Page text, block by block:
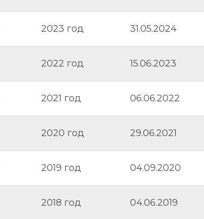
2023 год 31.05.2024
2022 год 15.06.2023
2021 год 06.06.2022
2020 год 29.06.2021
2019 год 04.09.2020
2018 год 04.06.2019